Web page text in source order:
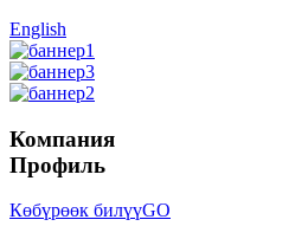
English
Компания
Профиль
Көбүрөөк билүүGO